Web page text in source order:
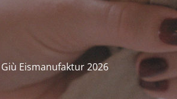
Eismanufaktur 2026